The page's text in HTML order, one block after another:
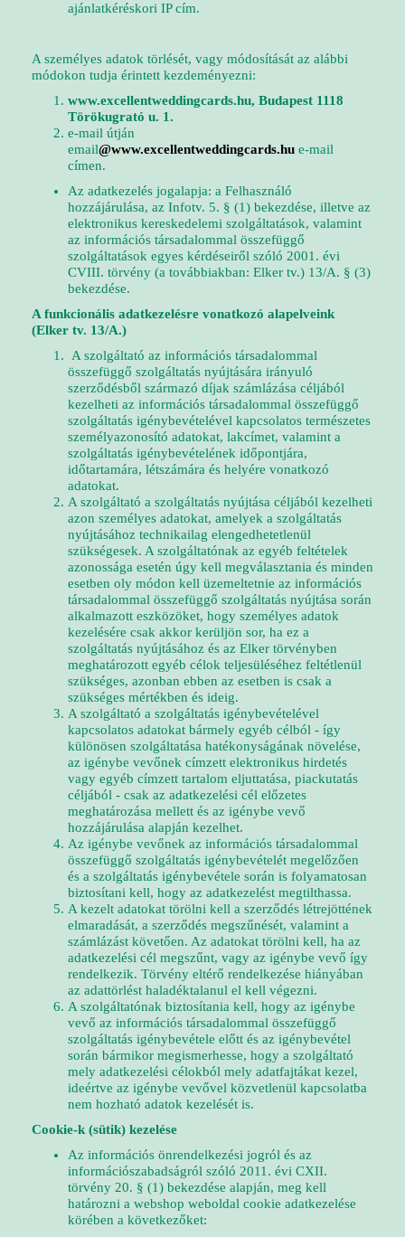
ajánlatkéréskori IP cím.
A személyes adatok törlését, vagy módosítását az alábbi
módokon tudja érintett kezdeményezni:
www.excellentweddingcards.hu, Budapest 1118
Törökugrató u. 1.
e-mail útján
email@www.excellentweddingcards.hu e-mail
címen.
Az adatkezelés jogalapja: a Felhasználó
hozzájárulása, az Infotv. 5. § (1) bekezdése, illetve az
elektronikus kereskedelemi szolgáltatások, valamint
az információs társadalommal összefüggő
szolgáltatások egyes kérdéseiről szóló 2001. évi
CVIII. törvény (a továbbiakban: Elker tv.) 13/A. § (3)
bekezdése.
A funkcionális adatkezelésre vonatkozó alapelveink
(Elker tv. 13/A.)
A szolgáltató az információs társadalommal
összefüggő szolgáltatás nyújtására irányuló
szerződésből származó díjak számlázása céljából
kezelheti az információs társadalommal összefüggő
szolgáltatás igénybevételével kapcsolatos természetes
személyazonosító adatokat, lakcímet, valamint a
szolgáltatás igénybevételének időpontjára,
időtartamára, létszámára és helyére vonatkozó
adatokat.
A szolgáltató a szolgáltatás nyújtása céljából kezelheti
azon személyes adatokat, amelyek a szolgáltatás
nyújtásához technikailag elengedhetetlenül
szükségesek. A szolgáltatónak az egyéb feltételek
azonossága esetén úgy kell megválasztania és minden
esetben oly módon kell üzemeltetnie az információs
társadalommal összefüggő szolgáltatás nyújtása során
alkalmazott eszközöket, hogy személyes adatok
kezelésére csak akkor kerüljön sor, ha ez a
szolgáltatás nyújtásához és az Elker törvényben
meghatározott egyéb célok teljesüléséhez feltétlenül
szükséges, azonban ebben az esetben is csak a
szükséges mértékben és ideig.
A szolgáltató a szolgáltatás igénybevételével
kapcsolatos adatokat bármely egyéb célból - így
különösen szolgáltatása hatékonyságának növelése,
az igénybe vevőnek címzett elektronikus hirdetés
vagy egyéb címzett tartalom eljuttatása, piackutatás
céljából - csak az adatkezelési cél előzetes
meghatározása mellett és az igénybe vevő
hozzájárulása alapján kezelhet.
Az igénybe vevőnek az információs társadalommal
összefüggő szolgáltatás igénybevételét megelőzően
és a szolgáltatás igénybevétele során is folyamatosan
biztosítani kell, hogy az adatkezelést megtilthassa.
A kezelt adatokat törölni kell a szerződés létrejöttének
elmaradását, a szerződés megszűnését, valamint a
számlázást követően. Az adatokat törölni kell, ha az
adatkezelési cél megszűnt, vagy az igénybe vevő így
rendelkezik. Törvény eltérő rendelkezése hiányában
az adattörlést haladéktalanul el kell végezni.
A szolgáltatónak biztosítania kell, hogy az igénybe
vevő az információs társadalommal összefüggő
szolgáltatás igénybevétele előtt és az igénybevétel
során bármikor megismerhesse, hogy a szolgáltató
mely adatkezelési célokból mely adatfajtákat kezel,
ideértve az igénybe vevővel közvetlenül kapcsolatba
nem hozható adatok kezelését is.
Cookie-k (sütik) kezelése
Az információs önrendelkezési jogról és az
információszabadságról szóló 2011. évi CXII.
törvény 20. § (1) bekezdése alapján, meg kell
határozni a webshop weboldal cookie adatkezelése
körében a következőket: